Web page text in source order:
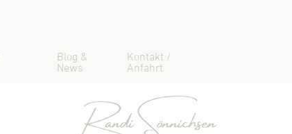
Blog &
News
Kontakt /
Anfahrt